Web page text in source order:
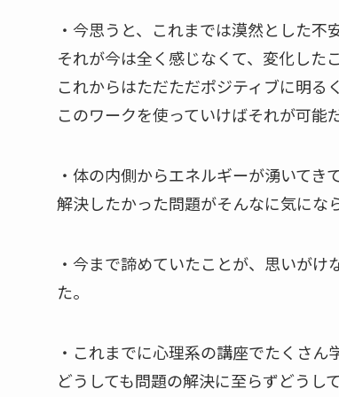
・今思うと、これまでは漠然とした不
それが今は全く感じなくて、変化した
これからはただただポジティブに明る
このワークを使っていけばそれが可能
・体の内側からエネルギーが湧いてきて
解決したかった問題がそんなに気にな
・今まで諦めていたことが、思いが
た。
・これまでに心理系の講座でたくさん
どうしても問題の解決に至らずどうし